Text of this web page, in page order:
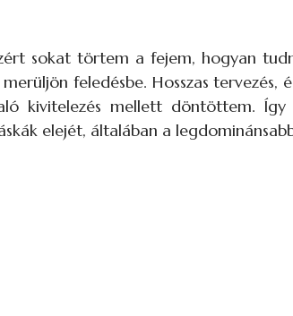
sokat törtem a fejem, hogyan
feledésbe. Hosszas tervezés,
kivitelezés mellett döntöttem. Így
elejét, általában a